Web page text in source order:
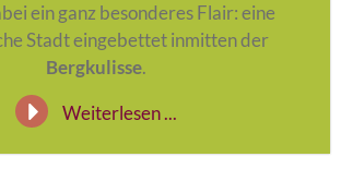
ein ganz besonderes Flair: eine
Stadt eingebettet inmitten der
Bergkulisse.
Weiterlesen ...